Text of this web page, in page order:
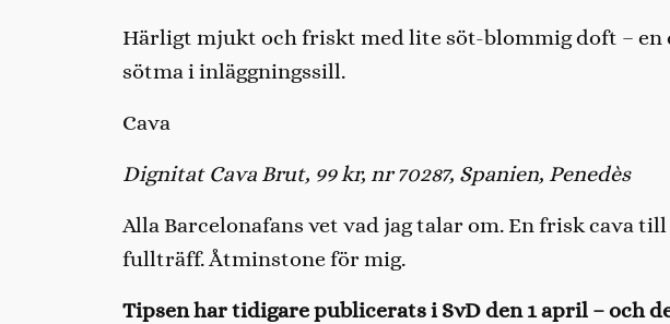
Härligt mjukt och friskt med lite söt-blommig doft – en
sötma i inläggningssill.
Cava
Dignitat Cava Brut, 99 kr, nr 70287, Spanien, Penedès
Alla Barcelonafans vet vad jag talar om. En frisk cava
fullträff. Åtminstone för mig.
Tipsen har tidigare publicerats i SvD den 1 april – och